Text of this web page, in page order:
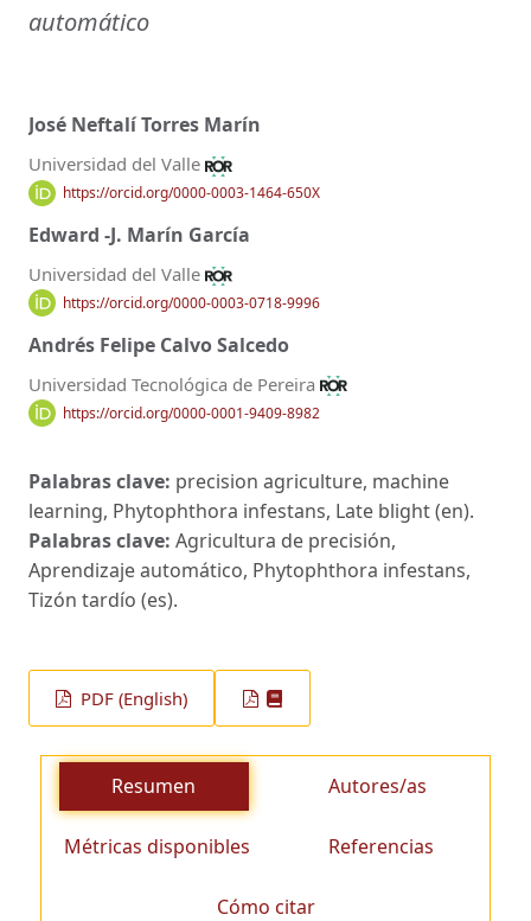
automático
José Neftalí Torres Marín
Universidad del Valle
https://orcid.org/0000-0003-1464-650X
Edward -J. Marín García
Universidad del Valle
https://orcid.org/0000-0003-0718-9996
Andrés Felipe Calvo Salcedo
Universidad Tecnológica de Pereira
https://orcid.org/0000-0001-9409-8982
Palabras clave: precision agriculture, machine
learning, Phytophthora infestans, Late blight (en).
Palabras clave: Agricultura de precisión,
Aprendizaje automático, Phytophthora infestans,
Tizón tardío (es).
PDF (English)
Resumen Autores/as
Métricas disponibles Referencias
Cómo citar